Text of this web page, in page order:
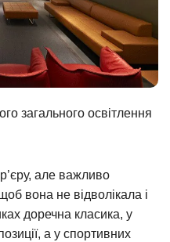
загального освітлення
але важливо
вона не відволікала і
доречна класика, у
а у спортивних